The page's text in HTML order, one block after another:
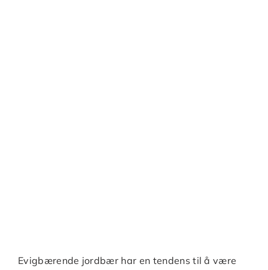
Evigbærende jordbær har en tendens til å være